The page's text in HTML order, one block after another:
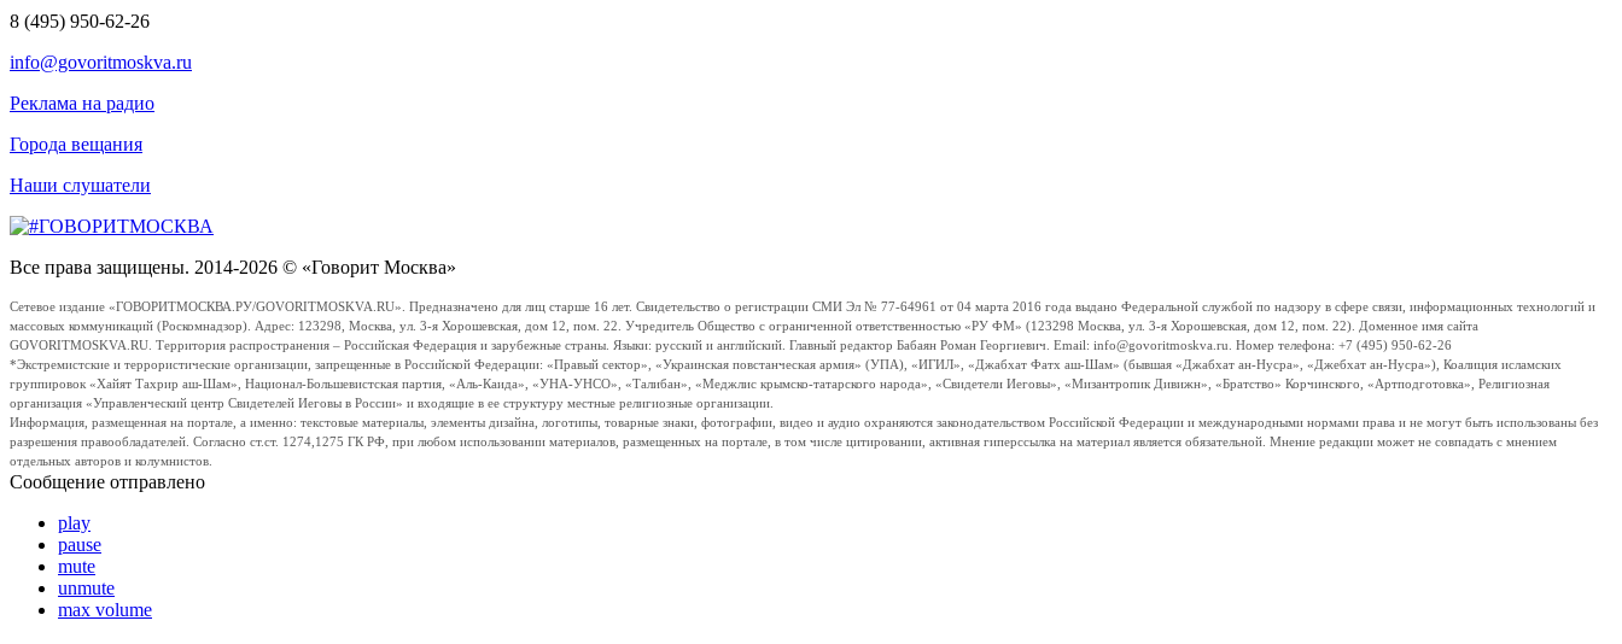
8 (495) 950-62-26
info@govoritmoskva.ru
Реклама на радио
Города вещания
Наши слушатели
Все права защищены. 2014-2026 © «Говорит Москва»
Сетевое издание «ГОВОРИТМОСКВА.РУ/GOVORITMOSKVA.RU». Предназначено для лиц старше 16 лет. Свидетельство о регистрации СМИ Эл № 77-64961 от 04 марта 2016 года выдано Федеральной службой по надзору в сфере связи, информационных технологий и
массовых коммуникаций (Роскомнадзор). Адрес: 123298, Москва, ул. 3-я Хорошевская, дом 12, пом. 22. Учредитель Общество с ограниченной ответственностью «РУ ФМ» (123298 Москва, ул. 3-я Хорошевская, дом 12, пом. 22). Доменное имя сайта
GOVORITMOSKVA.RU. Территория распространения – Российская Федерация и зарубежные страны. Языки: русский и английский. Главный редактор Бабаян Роман Георгиевич. Email: info@govoritmoskva.ru. Номер телефона: +7 (495) 950-62-26
*Экстремистские и террористические организации, запрещенные в Российской Федерации: «Правый сектор», «Украинская повстанческая армия» (УПА), «ИГИЛ», «Джабхат Фатх аш-Шам» (бывшая «Джабхат ан-Нусра», «Джебхат ан-Нусра»), Коалиция исламских
группировок «Хайят Тахрир аш-Шам», Национал-Большевистская партия, «Аль-Каида», «УНА-УНСО», «Талибан», «Меджлис крымско-татарского народа», «Свидетели Иеговы», «Мизантропик Дивижн», «Братство» Корчинского, «Артподготовка», Религиозная
организация «Управленческий центр Свидетелей Иеговы в России» и входящие в ее структуру местные религиозные организации.
Информация, размещенная на портале, а именно: текстовые материалы, элементы дизайна, логотипы, товарные знаки, фотографии, видео и аудио охраняются законодательством Российской Федерации и международными нормами права и не могут быть использованы без
разрешения правообладателей. Согласно ст.ст. 1274,1275 ГК РФ, при любом использовании материалов, размещенных на портале, в том числе цитировании, активная гиперссылка на материал является обязательной. Мнение редакции может не совпадать с мнением
отдельных авторов и колумнистов.
Сообщение отправлено
play
pause
mute
unmute
max volume